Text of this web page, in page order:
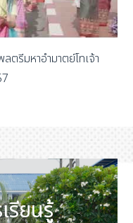
ตรีมหาอำมาตย์โทเจ้า
รียนรู้